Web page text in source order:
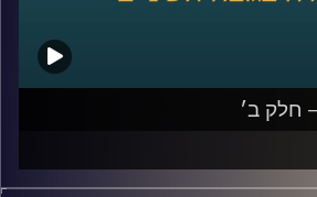
חלק ב׳
פנימיות עקובות מדם בסודאן, ועם